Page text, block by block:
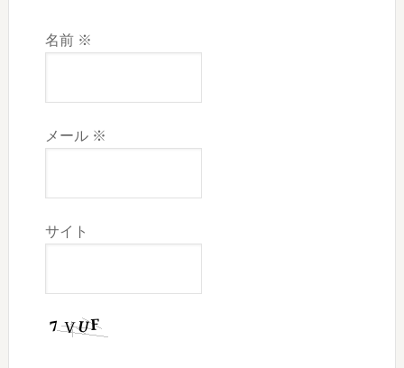
名前 ※
メール ※
サイト